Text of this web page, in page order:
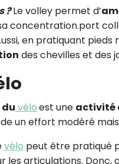
?Le volley permet d’
concentration.port
en pratiquant pieds
des chevilles et des
véloest une activité
un effort modéré
vélo peut être pratiqué
les articulations.